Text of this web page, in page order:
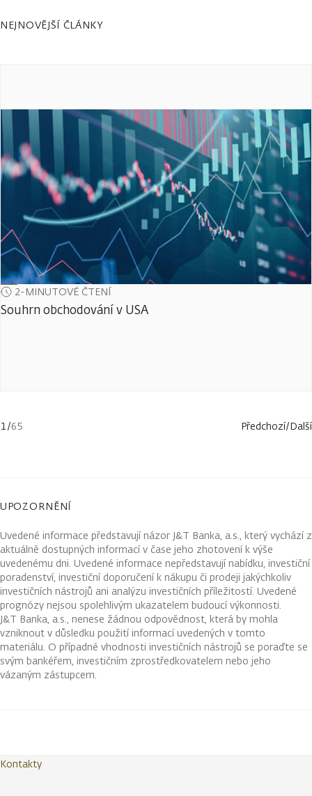
NEJNOVĚJŠÍ ČLÁNKY
2-MINUTOVÉ ČTENÍ
Souhrn obchodování v USA
1/65 Předchozí/Další
UPOZORNĚNÍ
Uvedené informace představují názor J&T Banka, a.s., který vychází z
aktuálně dostupných informací v čase jeho zhotovení k výše
uvedenému dni. Uvedené informace nepředstavují nabídku, investiční
poradenství, investiční doporučení k nákupu či prodeji jakýchkoliv
investičních nástrojů ani analýzu investičních příležitostí. Uvedené
prognózy nejsou spolehlivým ukazatelem budoucí výkonnosti.
J&T Banka, a.s., nenese žádnou odpovědnost, která by mohla
vzniknout v důsledku použití informací uvedených v tomto
materiálu. O případné vhodnosti investičních nástrojů se poraďte se
svým bankéřem, investičním zprostředkovatelem nebo jeho
vázaným zástupcem.
Kontakty